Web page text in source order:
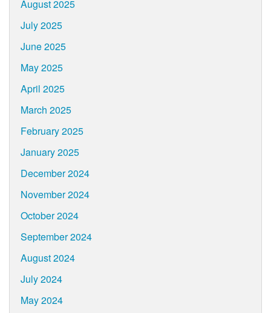
August 2025
July 2025
June 2025
May 2025
April 2025
March 2025
February 2025
January 2025
December 2024
November 2024
October 2024
September 2024
August 2024
July 2024
May 2024